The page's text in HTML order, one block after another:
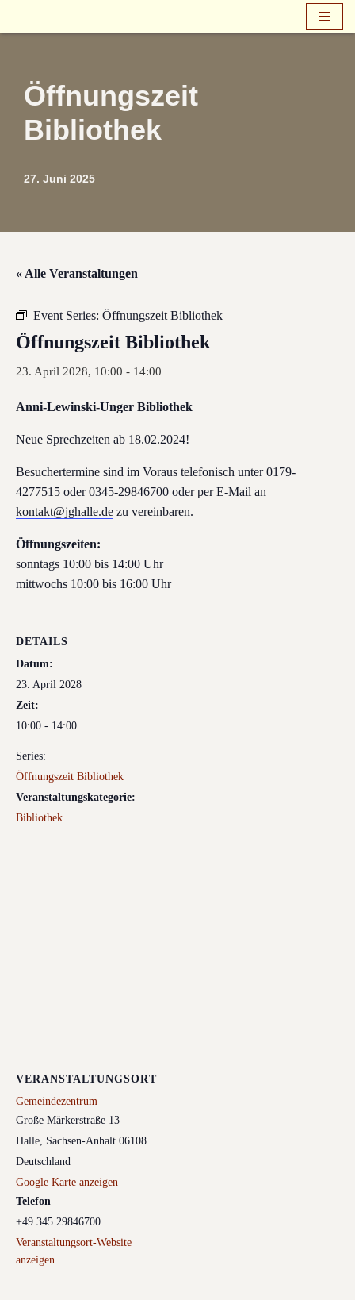
springen
Öffnungszeit
Bibliothek
27. Juni 2025
« Alle Veranstaltungen
Event Series: Öffnungszeit Bibliothek
Öffnungszeit Bibliothek
23. April 2028, 10:00 - 14:00
Anni-Lewinski-Unger Bibliothek
Neue Sprechzeiten ab 18.02.2024!
Besuchertermine sind im Voraus telefonisch unter 0179-
4277515 oder 0345-29846700 oder per E-Mail an
kontakt@jghalle.de zu vereinbaren.
Öffnungszeiten:
sonntags 10:00 bis 14:00 Uhr
mittwochs 10:00 bis 16:00 Uhr
DETAILS
Datum:
23. April 2028
Zeit:
10:00 - 14:00
Series:
Öffnungszeit Bibliothek
Veranstaltungskategorie:
Bibliothek
VERANSTALTUNGSORT
Gemeindezentrum
Große Märkerstraße 13
Halle, Sachsen-Anhalt 06108
Deutschland
Google Karte anzeigen
Telefon
+49 345 29846700
Veranstaltungsort-Website
anzeigen